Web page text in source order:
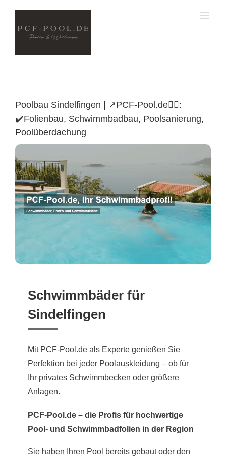
content
Poolbau Sindelfingen | ↗️PCF-Pool.de🏊🏼:
✔️Folienbau, Schwimmbadbau, Poolsanierung,
Poolüberdachung
Poolüberdachung
Schwimmbäder für
Sindelfingen
Mit PCF-Pool.de als Experte genießen Sie
Perfektion bei jeder Poolauskleidung – ob für
Ihr privates Schwimmbecken oder größere
Anlagen.
PCF-Pool.de – die Profis für hochwertige
Pool- und Schwimmbadfolien in der Region
Sie haben Ihren Pool bereits gebaut oder den